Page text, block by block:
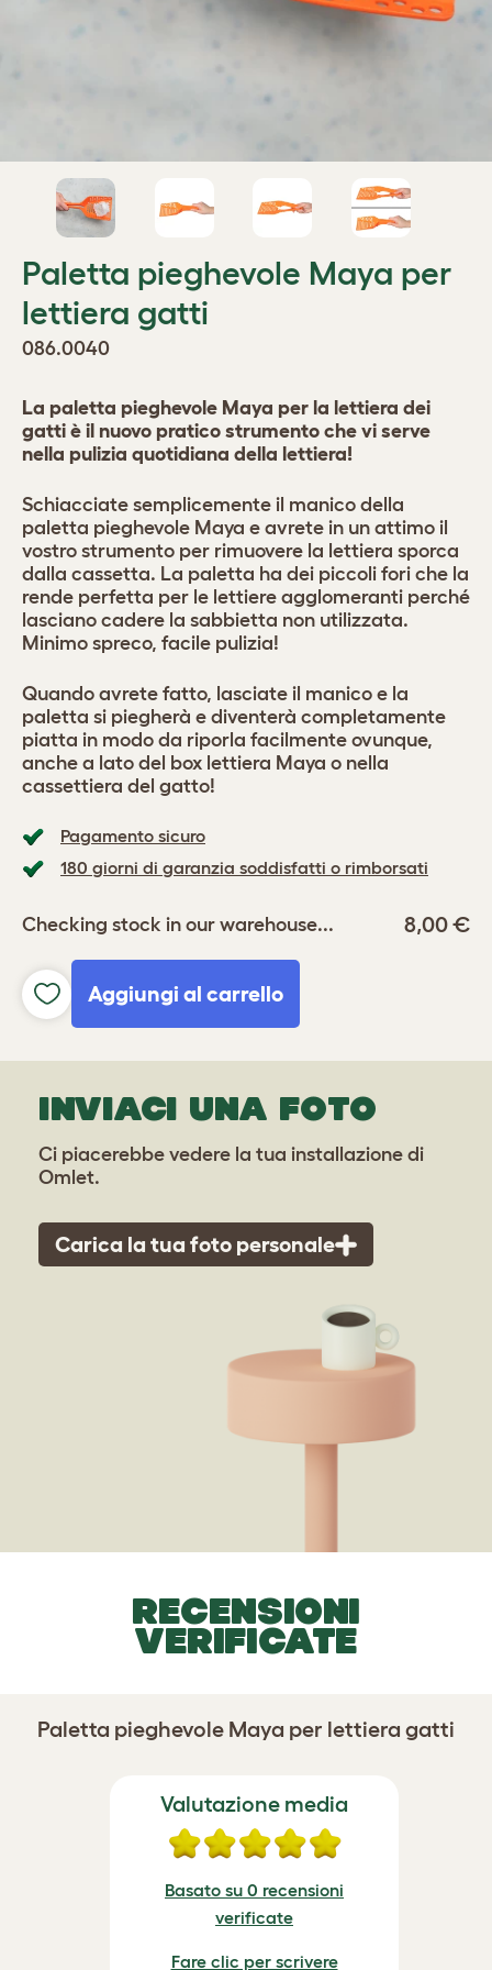
Paletta pieghevole Maya per
lettiera gatti
086.0040
Pagamento sicuro
180 giorni di garanzia soddisfatti o rimborsati
Checking stock in our warehouse... 8,00 €
Aggiungi al carrello
La paletta pieghevole Maya per la lettiera dei
gatti è il nuovo pratico strumento che vi serve
nella pulizia quotidiana della lettiera!
Schiacciate semplicemente il manico della
paletta pieghevole Maya e avrete in un attimo il
vostro strumento per rimuovere la lettiera sporca
dalla cassetta. La paletta ha dei piccoli fori che la
rende perfetta per le lettiere agglomeranti perché
lasciano cadere la sabbietta non utilizzata.
Minimo spreco, facile pulizia!
Quando avrete fatto, lasciate il manico e la
paletta si piegherà e diventerà completamente
piatta in modo da riporla facilmente ovunque,
anche a lato del box lettiera Maya o nella
cassettiera del gatto!
INVIACI UNA FOTO
Ci piacerebbe vedere la tua installazione di
Omlet.
Carica la tua foto personale
RECENSIONI
VERIFICATE
Paletta pieghevole Maya per lettiera gatti
Valutazione media
Basato su 0 recensioni
verificate
Fare clic per scrivere